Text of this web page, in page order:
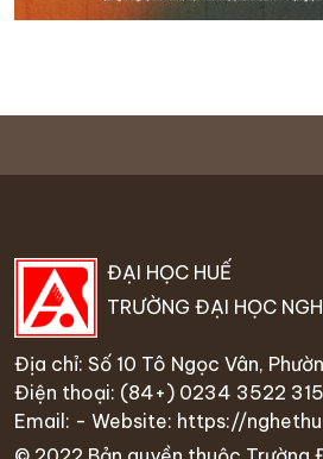
ĐẠI HỌC HUẾ
TRƯỜNG ĐẠI HỌC
Địa chỉ: Số 10 Tô Ngọc Vân,
Điện thoại: (84+) 0234 3522 315
Email: - Website: https://